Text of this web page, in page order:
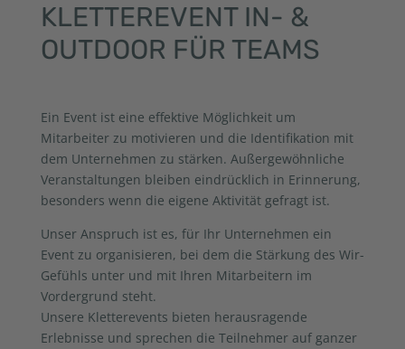
KLETTEREVENT IN- &
OUTDOOR FÜR TEAMS
Ein Event ist eine effektive Möglichkeit um
Mitarbeiter zu motivieren und die Identifikation mit
dem Unternehmen zu stärken. Außergewöhnliche
Veranstaltungen bleiben eindrücklich in Erinnerung,
besonders wenn die eigene Aktivität gefragt ist.
Unser Anspruch ist es, für Ihr Unternehmen ein
Event zu organisieren, bei dem die Stärkung des Wir-
Gefühls unter und mit Ihren Mitarbeitern im
Vordergrund steht.
Unsere Kletterevents bieten herausragende
Erlebnisse und sprechen die Teilnehmer auf ganzer